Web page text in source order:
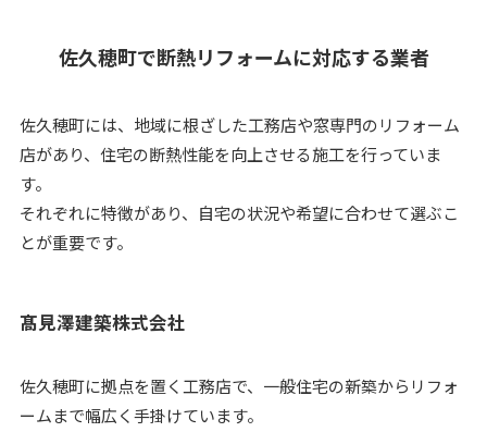
佐久穂町で断熱リフォームに対応する業者
佐久穂町には、地域に根ざした工務店や窓専門のリフォーム
店があり、住宅の断熱性能を向上させる施工を行っていま
す。
それぞれに特徴があり、自宅の状況や希望に合わせて選ぶこ
とが重要です。
髙見澤建築株式会社
佐久穂町に拠点を置く工務店で、一般住宅の新築からリフォ
ームまで幅広く手掛けています。